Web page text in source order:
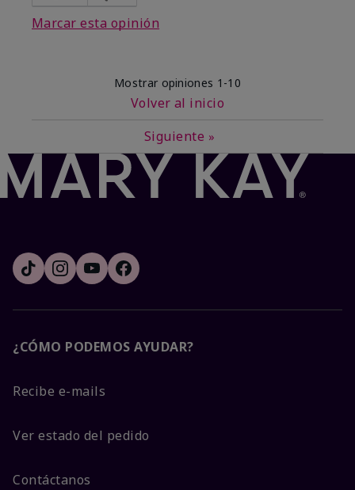
Marcar esta opinión
Mostrar opiniones 1-10
Volver al inicio
Siguiente »
¿CÓMO PODEMOS AYUDAR?
Recibe e-mails
Ver estado del pedido
Contáctanos